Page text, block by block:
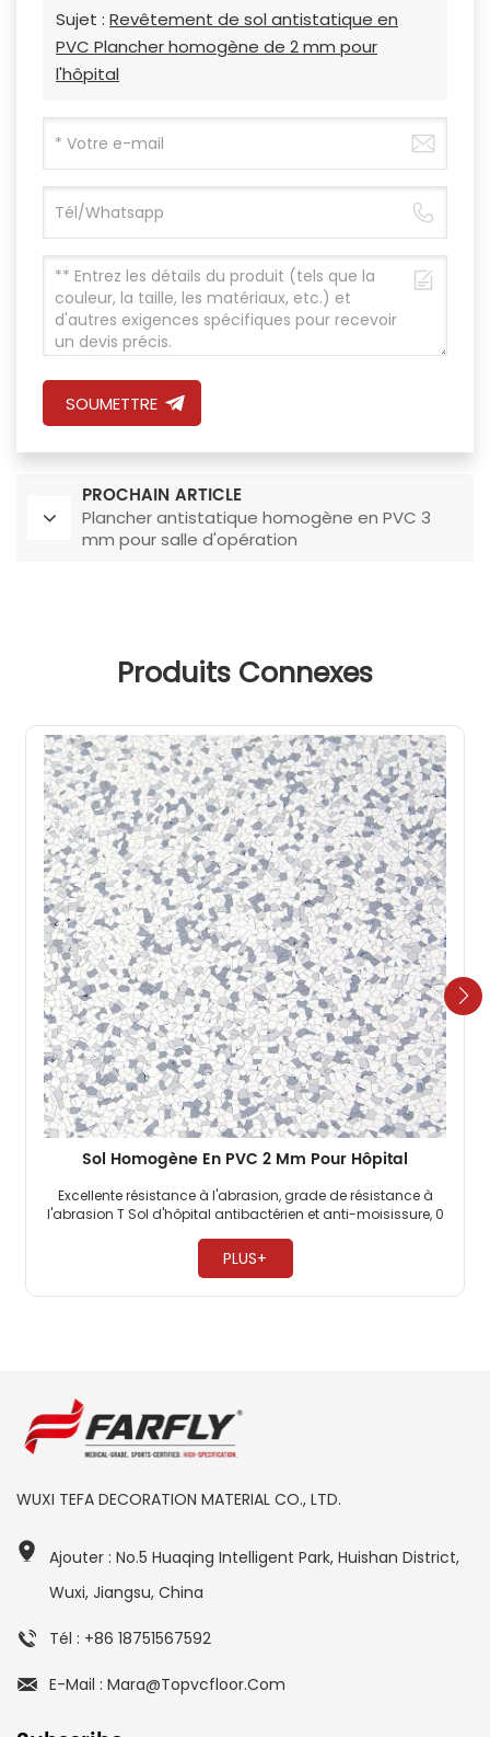
Sujet : Revêtement de sol antistatique en
PVC Plancher homogène de 2 mm pour
l'hôpital
SOUMETTRE
PROCHAIN ARTICLE
Plancher antistatique homogène en PVC 3
mm pour salle d'opération
Produits Connexes
Sol Homogène En PVC 2 Mm Pour Hôpital
Excellente résistance à l'abrasion, grade de résistance à
l'abrasion T Sol d'hôpital antibactérien et anti-moisissure, 0
PLUS+
WUXI TEFA DECORATION MATERIAL CO., LTD.
Ajouter : No.5 Huaqing Intelligent Park, Huishan District,
Wuxi, Jiangsu, China
Tél : +86 18751567592
E-Mail : Mara@topvcfloor.com